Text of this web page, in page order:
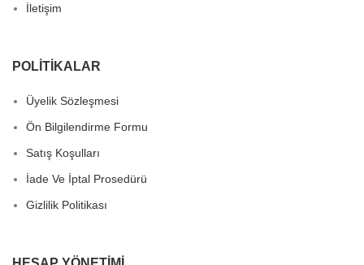
İletişim
POLITIKALAR
Üyelik Sözleşmesi
Ön Bilgilendirme Formu
Satış Koşulları
İade Ve İptal Prosedürü
Gizlilik Politikası